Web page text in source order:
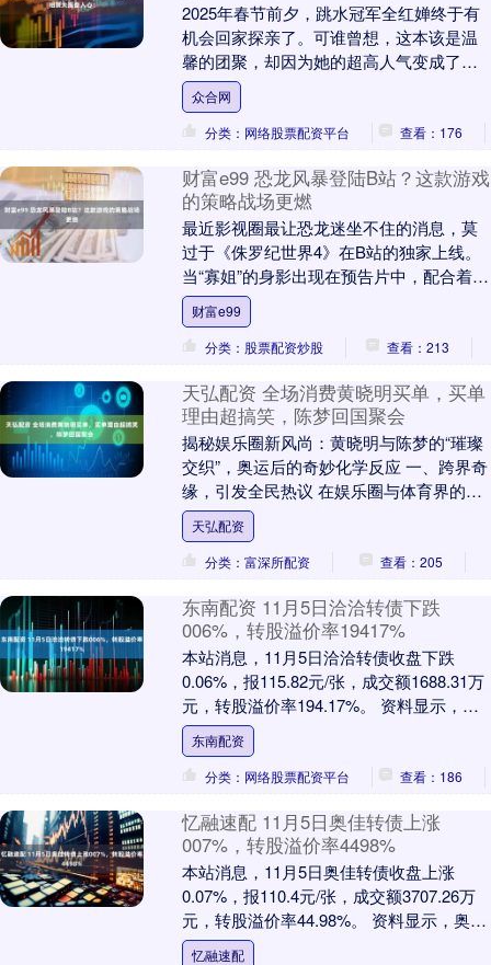
2025年春节前夕，跳水冠军全红婵终于有
机会回家探亲了。可谁曾想，这本该是温
馨的团聚，却因为她的超高人气变成了一
场34躲猫猫34。这令人不停疑惑，成为明
星运动员....
众合网
分类：网络股票配资平台
查看：176
财富e99 恐龙风暴登陆B站？这款游戏
的策略战场更燃
最近影视圈最让恐龙迷坐不住的消息，莫
过于《侏罗纪世界4》在B站的独家上线。
当“寡姐”的身影出现在预告片中，配合着霸
王龙的嘶吼与迅猛龙的利爪，整个社交平
台的讨论度....
财富e99
分类：股票配资炒股
查看：213
天弘配资 全场消费黄晓明买单，买单
理由超搞笑，陈梦回国聚会
揭秘娱乐圈新风尚：黄晓明与陈梦的“璀璨
交织”，奥运后的奇妙化学反应 一、跨界奇
缘，引发全民热议 在娱乐圈与体育界的交
汇点，一场意想不到的“璀璨交织”正悄然上
演。....
天弘配资
分类：富深所配资
查看：205
东南配资 11月5日洽洽转债下跌
006%，转股溢价率19417%
本站消息，11月5日洽洽转债收盘下跌
0.06%，报115.82元/张，成交额1688.31万
元，转股溢价率194.17%。 资料显示，洽
洽转债信用级别为“AA”....
东南配资
分类：网络股票配资平台
查看：186
忆融速配 11月5日奥佳转债上涨
007%，转股溢价率4498%
本站消息，11月5日奥佳转债收盘上涨
0.07%，报110.4元/张，成交额3707.26万
元，转股溢价率44.98%。 资料显示，奥佳
转债信用级别为“A+”，债....
忆融速配